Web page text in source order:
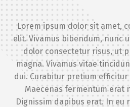
Lorem ipsum dolor sit amet,
elit. Vivamus bibendum, nunc
dolor consectetur risus, ut
magna. Vivamus vitae
dui. Curabitur pretium
Maecenas fermentum erat
Dignissim dapibus erat. In eu